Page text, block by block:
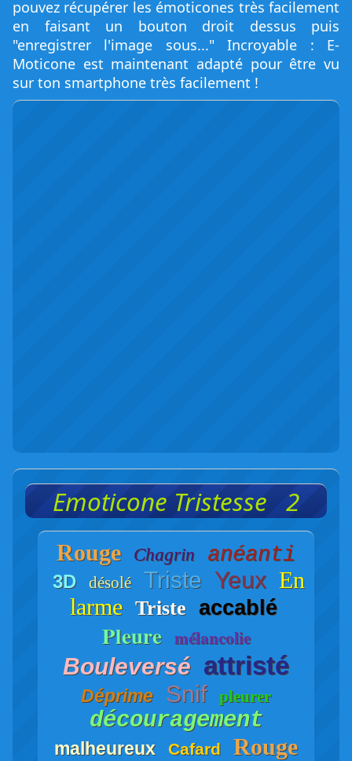
pouvez récupérer les émoticones très facilement
en faisant un bouton droit dessus puis
"enregistrer l'image sous..." Incroyable : E-
Moticone est maintenant adapté pour être vu
sur ton smartphone très facilement !
Emoticone Tristesse 2
Rouge Chagrin anéanti
3D désolé Triste Yeux En
larme Triste accablé
Pleure mélancolie
Bouleversé attristé
Déprime Snif pleurer
découragement
malheureux Cafard Rouge